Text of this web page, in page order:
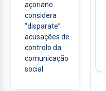
açoriano
considera
“disparate”
acusações de
controlo da
comunicação
social